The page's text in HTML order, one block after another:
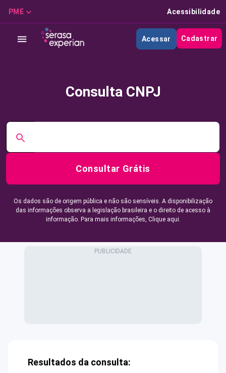
PME Acessibilidade
Acessar Cadastrar
Consulta CNPJ
Consultar Grátis
Os dados são de origem pública e não são sensíveis. A disponibilização
das informações observa a legislação brasileira e o direito de acesso à
informação. Para mais informações, Clique aqui.
Resultados da consulta: